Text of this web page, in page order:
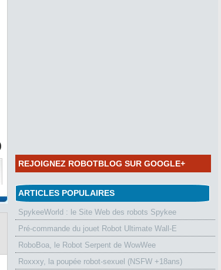
REJOIGNEZ ROBOTBLOG SUR GOOGLE+
ARTICLES POPULAIRES
SpykeeWorld : le Site Web des robots Spykee
Pré-commande du jouet Robot Ultimate Wall-E
RoboBoa, le Robot Serpent de WowWee
Roxxxy, la poupée robot-sexuel (NSFW +18ans)